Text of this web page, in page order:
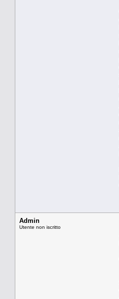
Admin
Utente non iscritto